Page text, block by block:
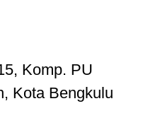
Komp. PU
Kota Bengkulu